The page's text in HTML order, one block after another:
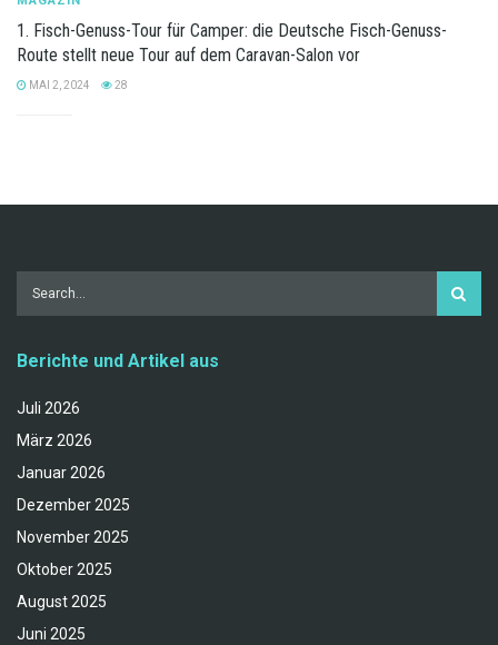
1. Fisch-Genuss-Tour für Camper: die Deutsche Fisch-Genuss-
Route stellt neue Tour auf dem Caravan-Salon vor
MAI 2, 2024 28
Berichte und Artikel aus
Juli 2026
März 2026
Januar 2026
Dezember 2025
November 2025
Oktober 2025
August 2025
Juni 2025